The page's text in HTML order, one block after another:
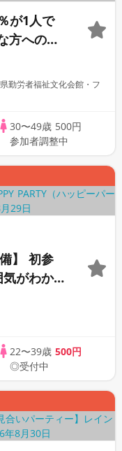
が1人で
方への婚
勤労者福祉文化会館・フ
30〜49歳 500円
参加者調整中
】 初参
がわか
コン
22〜39歳 500円
◎受付中